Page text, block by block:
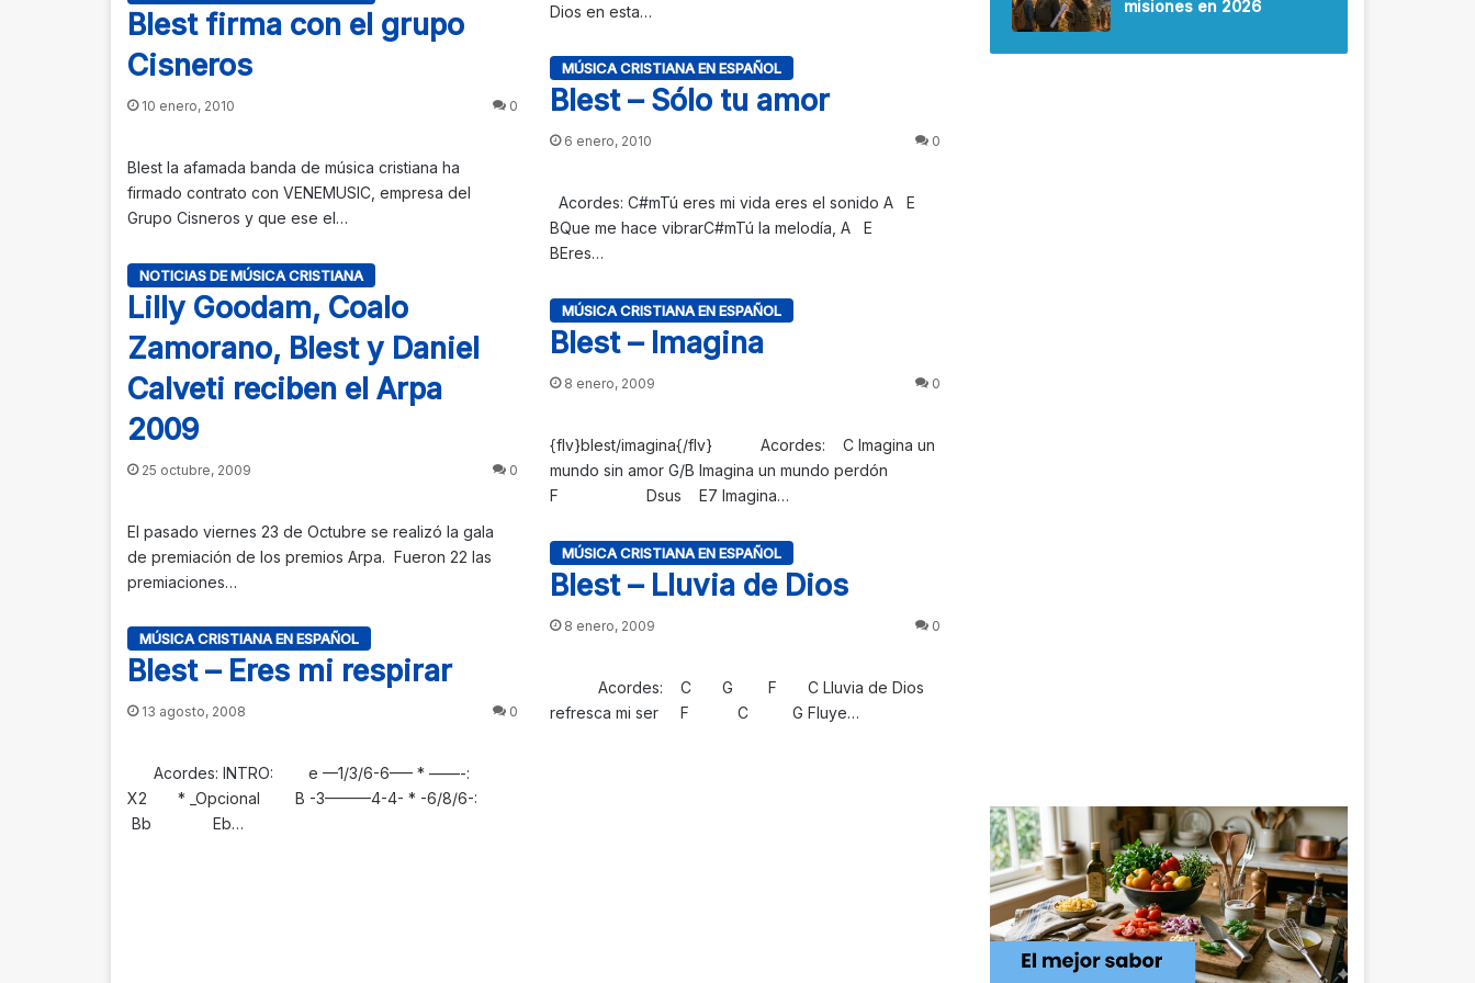
Dios en esta…
Blest firma con el grupo
Cisneros
10 enero, 2010 0
Blest la afamada banda de música cristiana ha
firmado contrato con VENEMUSIC, empresa del
Grupo Cisneros y que ese el…
MÚSICA CRISTIANA EN ESPAÑOL
Blest – Sólo tu amor
6 enero, 2010 0
Acordes: C#mTú eres mi vida eres el sonido A E
BQue me hace vibrarC#mTú la melodía, A E
BEres…
NOTICIAS DE MÚSICA CRISTIANA
Lilly Goodam, Coalo
Zamorano, Blest y Daniel
Calveti reciben el Arpa
2009
25 octubre, 2009 0
El pasado viernes 23 de Octubre se realizó la gala
de premiación de los premios Arpa. Fueron 22 las
premiaciones…
MÚSICA CRISTIANA EN ESPAÑOL
Blest – Imagina
8 enero, 2009 0
{flv}blest/imagina{/flv} Acordes: C Imagina un
mundo sin amor G/B Imagina un mundo perdón
F Dsus E7 Imagina…
MÚSICA CRISTIANA EN ESPAÑOL
Blest – Lluvia de Dios
8 enero, 2009 0
Acordes: C G F C Lluvia de Dios
refresca mi ser F C G Fluye…
MÚSICA CRISTIANA EN ESPAÑOL
Blest – Eres mi respirar
13 agosto, 2008 0
Acordes: INTRO: e —1/3/6-6—– * ——-:
X2 * _Opcional B -3———4-4- * -6/8/6-:
Bb Eb…
misiones en 2026